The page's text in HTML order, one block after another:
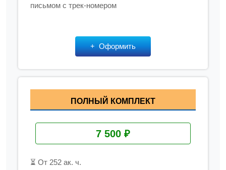
письмом с трек-номером
Оформить
ПОЛНЫЙ КОМПЛЕКТ
7 500 ₽
⏳ От 252 ак. ч.